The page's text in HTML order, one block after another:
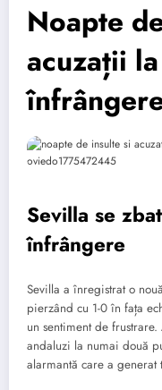
Noapte
acuzații
Sevilla se
înfrângere
Sevilla a înregistrat o
pierzând cu 1-0 în fața
un sentiment de
andaluzi la numai două
alarmantă care a